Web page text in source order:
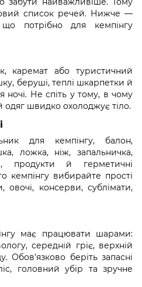
список речей. Нижче —
потрібно для кемпінгу
каремат або туристичний
беруші, теплі шкарпетки й
ночі. Не спіть у тому, в чому
швидко охолоджує тіло.
для кемпінгу, балон,
ложка, ніж, запальничка,
продукти й герметичні
кемпінгу вибирайте прості
овочі, консерви, сублімати,
має працювати шарами:
середній гріє, верхній
Обов’язково беріть запасні
головний убір та зручне